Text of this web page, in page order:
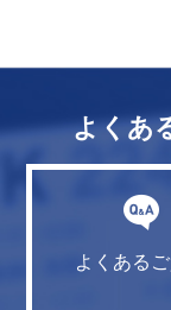
よくあ
よくある